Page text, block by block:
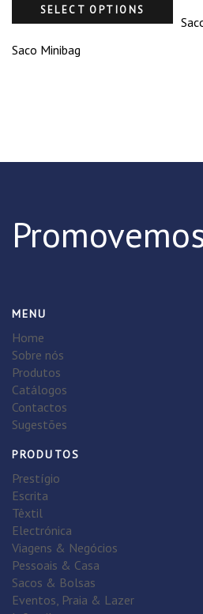
SELECT OPTIONS
Saco Minibag
MENU
Home
Sobre nós
Produtos
Catálogos
Contactos
Sugestões
PRODUTOS
Prestígio
Escrita
Têxtil
Electrónica
Viagens & Negócios
Pessoais & Casa
Sacos & Bolsas
Eventos, Praia & Lazer